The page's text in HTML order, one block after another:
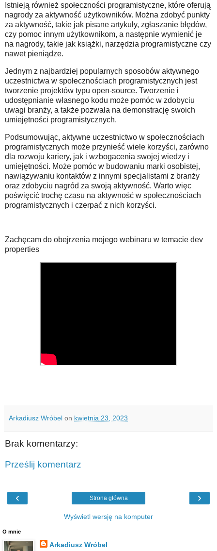
Istnieją również społeczności programistyczne, które oferują
nagrody za aktywność użytkowników. Można zdobyć punkty
za aktywność, takie jak pisane artykuły, zgłaszanie błędów,
czy pomoc innym użytkownikom, a następnie wymienić je
na nagrody, takie jak książki, narzędzia programistyczne czy
nawet pieniądze.
Jednym z najbardziej popularnych sposobów aktywnego
uczestnictwa w społecznościach programistycznych jest
tworzenie projektów typu open-source. Tworzenie i
udostępnianie własnego kodu może pomóc w zdobyciu
uwagi branży, a także pozwala na demonstrację swoich
umiejętności programistycznych.
Podsumowując, aktywne uczestnictwo w społecznościach
programistycznych może przynieść wiele korzyści, zarówno
dla rozwoju kariery, jak i wzbogacenia swojej wiedzy i
umiejętności. Może pomóc w budowaniu marki osobistej,
nawiązywaniu kontaktów z innymi specjalistami z branży
oraz zdobyciu nagród za swoją aktywność. Warto więc
poświęcić trochę czasu na aktywność w społecznościach
programistycznych i czerpać z nich korzyści.
Zachęcam do obejrzenia mojego webinaru w temacie dev
properties
Arkadiusz Wróbel on kwietnia 23, 2023
Brak komentarzy:
Prześlij komentarz
‹ ›
Strona główna
Wyświetl wersję na komputer
O mnie
Arkadiusz Wróbel